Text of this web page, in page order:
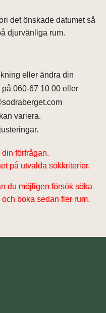
det önskade datumet så
djurvänliga rum.
eller ändra din
060-67 10 00 eller
variera.
förfrågan.
på utvalda sökkriterier.
du möjligen försök söka
boka sedan fler rum.